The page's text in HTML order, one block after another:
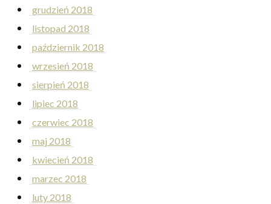
grudzień 2018
listopad 2018
październik 2018
wrzesień 2018
sierpień 2018
lipiec 2018
czerwiec 2018
maj 2018
kwiecień 2018
marzec 2018
luty 2018